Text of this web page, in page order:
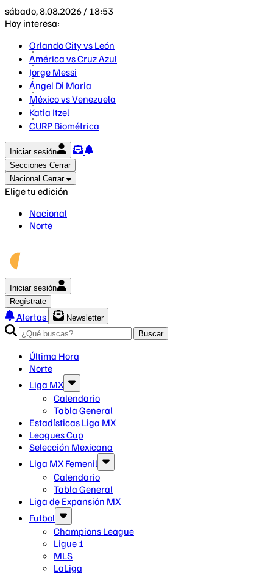
sábado, 8.08.2026 / 18:53
Hoy interesa:
Orlando City vs León
América vs Cruz Azul
Jorge Messi
Ángel Di Maria
México vs Venezuela
Katia Itzel
CURP Biométrica
Iniciar sesión
Secciones Cerrar
Nacional Cerrar
Elige tu edición
Nacional
Norte
Iniciar sesión
Regístrate
Alertas
Newsletter
Buscar
Última Hora
Norte
Liga MX
Calendario
Tabla General
Estadísticas Liga MX
Leagues Cup
Selección Mexicana
Liga MX Femenil
Calendario
Tabla General
Liga de Expansión MX
Futbol
Champions League
Ligue 1
MLS
LaLiga